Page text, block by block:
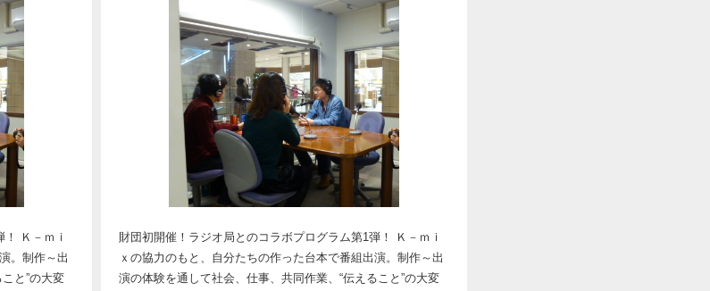
Ｋ－ｍｉ
。制作～出
と”の大変
財団初開催！ラジオ局とのコラボプログラム第1弾！ Ｋ－ｍｉ
ｘの協力のもと、自分たちの作った台本で番組出演。制作～出
演の体験を通して社会、仕事、共同作業、“伝えること”の大変